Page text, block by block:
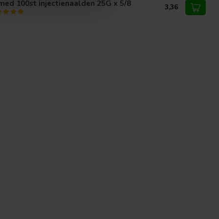
100st injectienaalden 25G x 5/8 3,36